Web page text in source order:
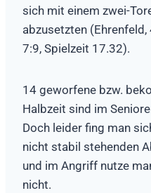
sich mit einem zwei-
abzusetzten (Ehrenfeld,
7:9, Spielzeit 17.32).
14 geworfene bzw.
Halbzeit sind im
Doch leider fing man
nicht stabil stehenden
und im Angriff nutze
nicht.